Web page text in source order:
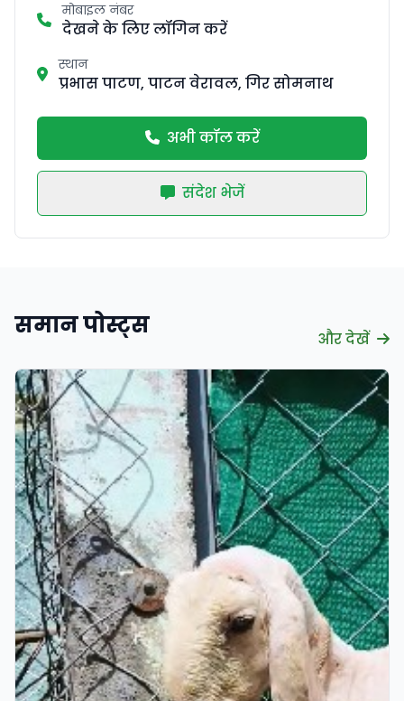
मोबाइल नंबर
देखने के लिए लॉगिन करें
स्थान
प्रभास पाटण, पाटन वेरावल, गिर सोमनाथ
अभी कॉल करें
संदेश भेजें
समान पोस्ट्स और देखें